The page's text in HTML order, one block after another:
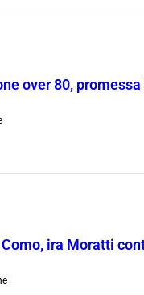
over 80,
ira Moratti